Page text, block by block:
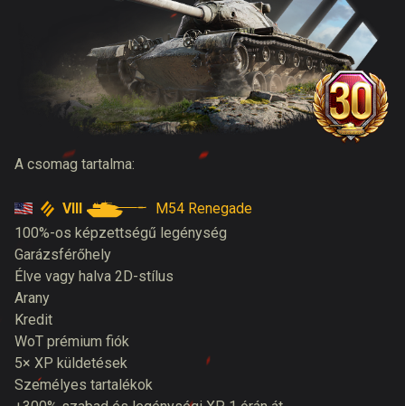
A csomag tartalma:
VIII
M54 Renegade
100%-os képzettségű legénység
Garázsférőhely
Élve vagy halva 2D-stílus
Arany
Kredit
WoT prémium fiók
5× XP küldetések
Személyes tartalékok